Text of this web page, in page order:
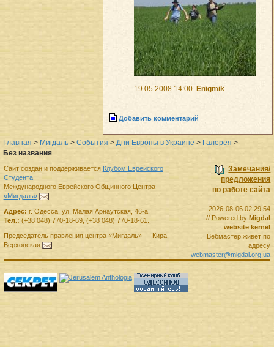
19.05.2008 14:00 Enigmik
Добавить комментарий
Главная > Мигдаль > События > Дни Европы в Украине > Галерея >
Без названия
Замечания/
предложения
по работе сайта
2026-08-06 02:29:54
// Powered by Migdal
website kernel
Вебмастер живет по
адресу
webmaster@migdal.org.ua
Сайт создан и поддерживается Клубом Еврейского
Студента
Международного Еврейского Общинного Центра
«Мигдаль»
Адрес: г. Одесса, ул. Малая Арнаутская, 46-а.
Тел.: (+38 048) 770-18-69, (+38 048) 770-18-61
Председатель правленияцентра «Мигдаль»— Кира
Верховская